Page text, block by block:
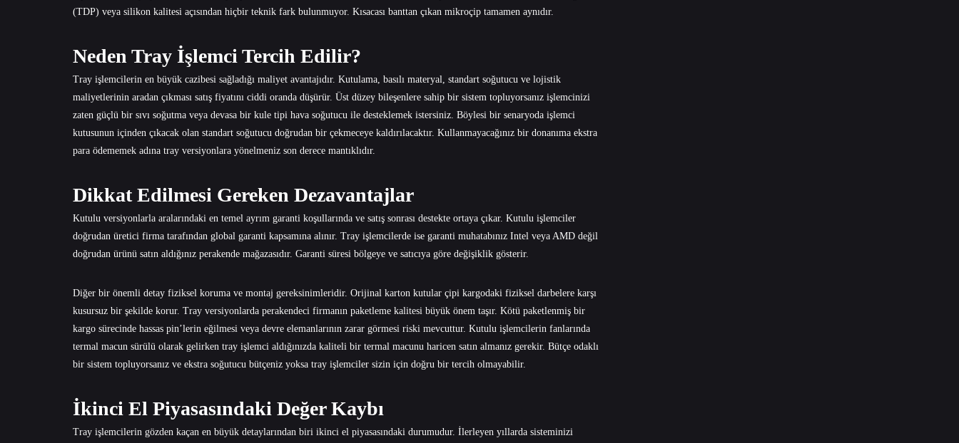
(TDP) veya silikon kalitesi açısından hiçbir teknik fark bulunmuyor. Kısacası banttan çıkan mikroçip tamamen aynıdır.
Neden Tray İşlemci Tercih Edilir?
Tray işlemcilerin en büyük cazibesi sağladığı maliyet avantajıdır. Kutulama, basılı materyal, standart soğutucu ve lojistik
maliyetlerinin aradan çıkması satış fiyatını ciddi oranda düşürür. Üst düzey bileşenlere sahip bir sistem topluyorsanız işlemcinizi
zaten güçlü bir sıvı soğutma veya devasa bir kule tipi hava soğutucu ile desteklemek istersiniz. Böylesi bir senaryoda işlemci
kutusunun içinden çıkacak olan standart soğutucu doğrudan bir çekmeceye kaldırılacaktır. Kullanmayacağınız bir donanıma ekstra
para ödememek adına tray versiyonlara yönelmeniz son derece mantıklıdır.
Dikkat Edilmesi Gereken Dezavantajlar
Kutulu versiyonlarla aralarındaki en temel ayrım garanti koşullarında ve satış sonrası destekte ortaya çıkar. Kutulu işlemciler
doğrudan üretici firma tarafından global garanti kapsamına alınır. Tray işlemcilerde ise garanti muhatabınız Intel veya AMD değil
doğrudan ürünü satın aldığınız perakende mağazasıdır. Garanti süresi bölgeye ve satıcıya göre değişiklik gösterir.
Diğer bir önemli detay fiziksel koruma ve montaj gereksinimleridir. Orijinal karton kutular çipi kargodaki fiziksel darbelere karşı
kusursuz bir şekilde korur. Tray versiyonlarda perakendeci firmanın paketleme kalitesi büyük önem taşır. Kötü paketlenmiş bir
kargo sürecinde hassas pin’lerin eğilmesi veya devre elemanlarının zarar görmesi riski mevcuttur. Kutulu işlemcilerin fanlarında
termal macun sürülü olarak gelirken tray işlemci aldığınızda kaliteli bir termal macunu haricen satın almanız gerekir. Bütçe odaklı
bir sistem topluyorsanız ve ekstra soğutucu bütçeniz yoksa tray işlemciler sizin için doğru bir tercih olmayabilir.
İkinci El Piyasasındaki Değer Kaybı
Tray işlemcilerin gözden kaçan en büyük detaylarından biri ikinci el piyasasındaki durumudur. İlerleyen yıllarda sisteminizi